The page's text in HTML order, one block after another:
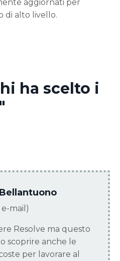
aggiornati per
di alto livello.
ha scelto i
e-mail)
Resolve ma questo
scoprire anche le
per lavorare al